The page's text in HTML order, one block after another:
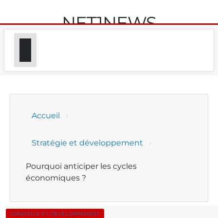
NET1NEWS
Accueil
Stratégie et développement
Pourquoi anticiper les cycles
économiques ?
STRATÉGIE ET DÉVELOPPEMENT